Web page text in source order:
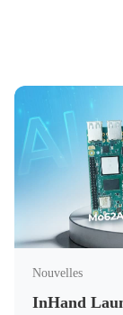
Nouvelles
InHand